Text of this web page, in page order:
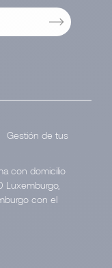
Gestión de tus
con domicilio
Luxemburgo,
con el